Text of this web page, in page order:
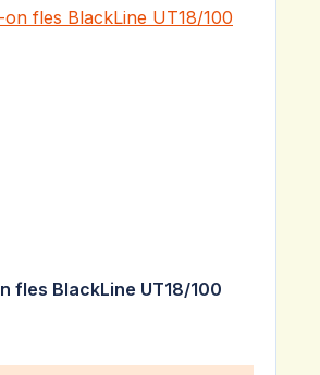
fles BlackLine UT18/100